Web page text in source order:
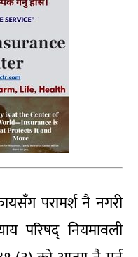
परामर्श नै नगरी
परिषद् नियमावली